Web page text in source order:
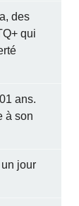
des
qui
ans.
à son
jour